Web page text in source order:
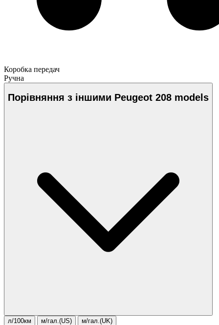
Коробка передач
Ручна
Порівняння з іншими Peugeot 208 models
л/100км м/гал.(US) м/гал.(UK)